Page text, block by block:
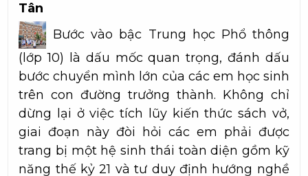
Tân
Bước vào bậc Trung học Phổ thông
(lớp 10) là dấu mốc quan trọng, đánh dấu
bước chuyển mình lớn của các em học sinh
trên con đường trưởng thành. Không chỉ
dừng lại ở việc tích lũy kiến thức sách vở,
giai đoạn này đòi hỏi các em phải được
trang bị một hệ sinh thái toàn diện gồm kỹ
năng thế kỷ 21 và tư duy định hướng nghề